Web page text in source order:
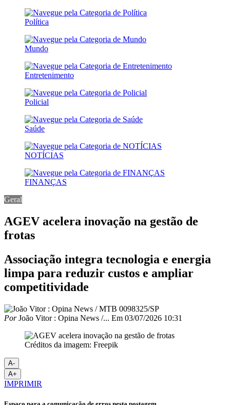
Política
Mundo
Entretenimento
Policial
Saúde
NOTÍCIAS
FINANÇAS
Geral
AGEV acelera inovação na gestão de
frotas
Associação integra tecnologia e energia
limpa para reduzir custos e ampliar
competitividade
PorJoão Vitor : Opina News /... Em 03/07/2026 10:31
Créditos da imagem: Freepik
A-
A+
IMPRIMIR